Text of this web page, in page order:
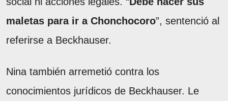
maletas para ir a Chonchocoro”, sentenció al
referirse a Beckhauser.
Nina también arremetió contra los
conocimientos jurídicos de Beckhauser. Le